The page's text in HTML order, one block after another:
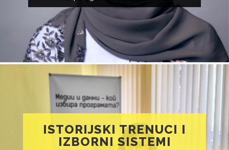
ISTORIJSKI TRENUCI I
IZBORNI SISTEMI